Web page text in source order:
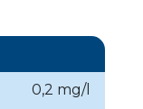
0,2 mg/l